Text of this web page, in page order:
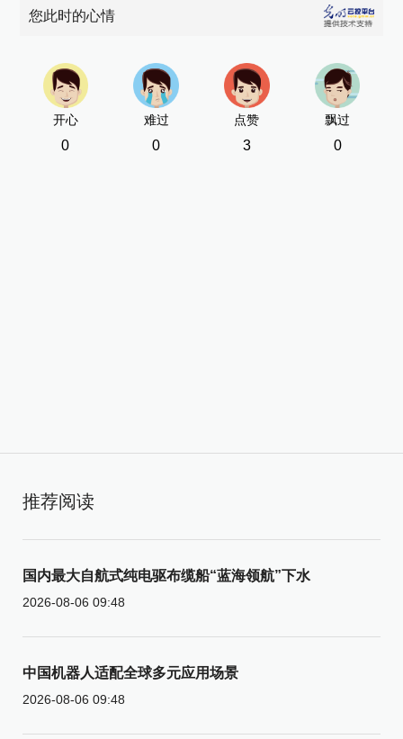
您此时的心情
开心
0
难过
0
点赞
3
飘过
0
推荐阅读
国内最大自航式纯电驱布缆船“蓝海领航”下水
2026-08-06 09:48
中国机器人适配全球多元应用场景
2026-08-06 09:48